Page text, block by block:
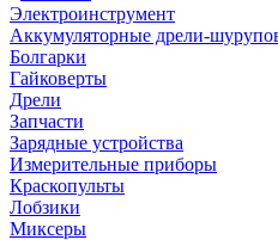
Электроинструмент
Аккумуляторные дрели-
Болгарки
Гайковерты
Дрели
Запчасти
Зарядные устройства
Измерительные приборы
Краскопульты
Лобзики
Миксеры